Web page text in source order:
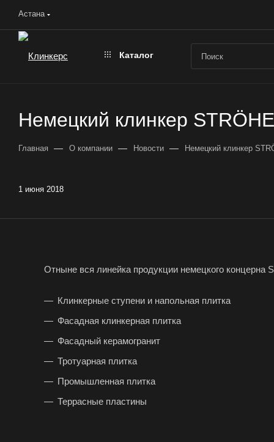
Астана
Каталог
Немецкий клинкер
Главная — О компании — Новости — Немецкий клинкер
1 июня 2018
Отныне вся линейка продукции немецкого
Клинкерные ступени и напольная плитка
Фасадная клинкерная плитка
Фасадный керамогранит
Тротуарная плитка
Промышленная плитка
Террасные пластины